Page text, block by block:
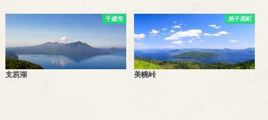
千歳市
支笏湖
弟子屈町
美幌峠